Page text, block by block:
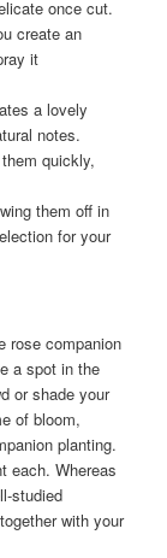
once cut.
create an
it
a lovely
notes.
quickly,
them off in
for your
rose companion
a spot in the
or shade your
of bloom,
planting.
each. Whereas
studied
with your